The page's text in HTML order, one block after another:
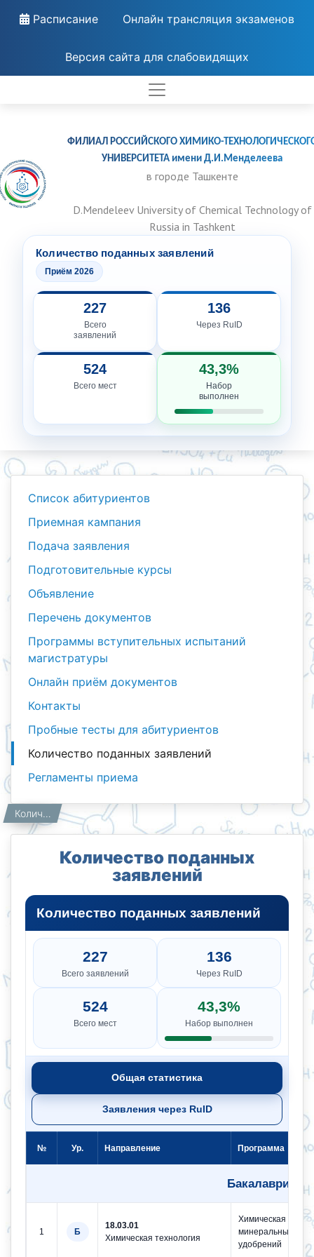
Расписание Онлайн трансляция экзаменов
Версия сайта для слабовидящих
ФИЛИАЛ РОССИЙСКОГО ХИМИКО-
УНИВЕРСИТЕТА имени Д.И.Менделеева
в городе Ташкенте
D.Mendeleev University of Chemical Technology of
Russia in Tashkent
Количество поданных заявлений
Приём 2026
227
Всего
заявлений
136
Через RuID
524
Всего мест
43,3%
Набор
выполнен
Список абитуриентов
Приемная кампания
Подача заявления
Подготовительные курсы
Объявление
Перечень документов
Программы вступительных испытаний
магистратуры
Онлайн приём документов
Контакты
Пробные тесты для абитуриентов
Количество поданных заявлений
Регламенты приема
Главная
Абитуриенты Количество поданных заявлений
Количество поданных
заявлений
Количество поданных заявлений
227
Всего заявлений
136
Через RuID
524
Всего мест
43,3%
Набор выполнен
Общая статистика
Заявления через RuID
№ Ур. Направление Программа
Бакалавриат
1 Б
18.03.01
Химическая технология
Химическая
минеральных
удобрений